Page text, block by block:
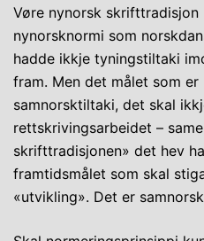
Vøre nynorsk
nynorsknormi som
hadde ikkje tyningstiltaki
fram. Men det målet som
samnorsktiltaki, det skal
rettskrivingsarbeidet –
skrifttradisjonen» det hev
framtidsmålet som skal
«utvikling». Det er